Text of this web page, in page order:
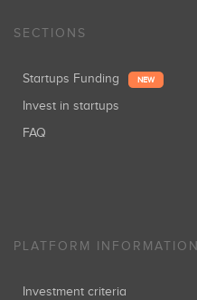
SECTIONS
Startups Funding NEW
Invest in startups
FAQ
PLATFORM INFORMATION
Investment criteria